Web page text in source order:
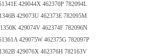
429044X 462370P 782094L
429073U 462373E 782095M
429074V 462374F 782096N
429075W 462375G 782097P
429076X 462376H 782163V